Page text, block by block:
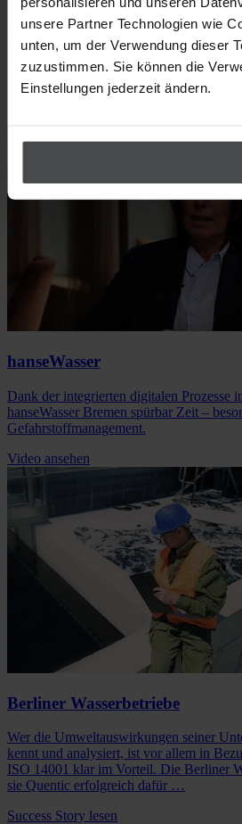
unsere Partner Technologien wie
unten, um der Verwendung dieser
zuzustimmen. Sie können die
Einstellungen jederzeit ändern.
Success Stories
hanseWasser
Dank der integrierten digitalen Prozesse
hanseWasser Bremen spürbar Zeit –
Gefahrstoffmanagement.
Video ansehen
Berliner Wasserbetriebe
Wer die Umweltauswirkungen seiner
kennt und analysiert, ist vor allem in
ISO 14001 klar im Vorteil. Die Berliner
sie Quentic erfolgreich dafür …
Success Story lesen